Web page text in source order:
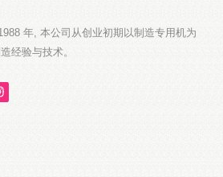
年, 本公司从创业初期以制造专用机为
经验与技术。